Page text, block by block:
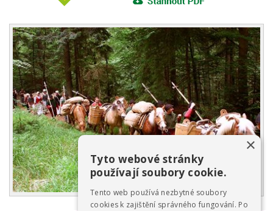
×
Tyto webové stránky
používají soubory cookie.
Tento web používá nezbytné soubory
cookies k zajištění správného fungování. Po